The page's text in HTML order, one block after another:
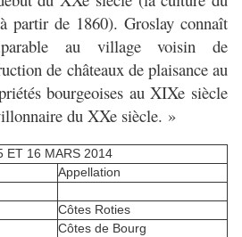
partir de 1860). Groslay connaît
au village voisin de
de châteaux de plaisance au
bourgeoises au XIXe siècle
du XXe siècle. »
ET 16 MARS 2014
Appellation
Côtes Roties
Côtes de Bourg